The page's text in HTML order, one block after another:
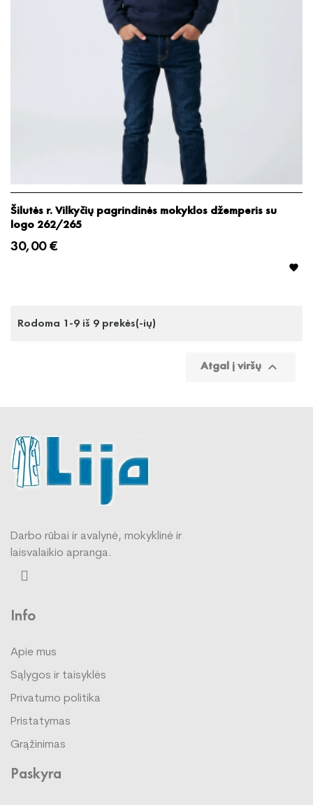
Šilutės r. Vilkyčių pagrindinės mokyklos džemperis su
logo 262/265
30,00 €

Rodoma 1-9 iš 9 prekės(-ių)
Atgal į viršų 
Darbo rūbai ir avalynė, mokyklinė ir
laisvalaikio apranga.
Info
Apie mus
Sąlygos ir taisyklės
Privatumo politika
Pristatymas
Grąžinimas
Paskyra